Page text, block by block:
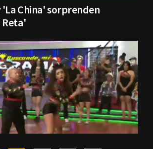
China' sorprenden
Reta'